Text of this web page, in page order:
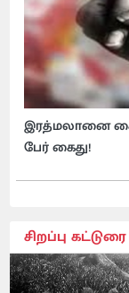
இரத்மலானை
பேர் கைது!
சிறப்பு கட்டுரை